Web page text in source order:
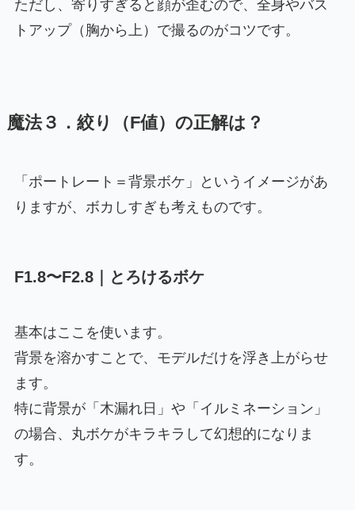
ただし、寄りすぎると顔が歪むので、全身やバス
トアップ（胸から上）で撮るのがコツです。
魔法３．絞り（F値）の正解は？
「ポートレート＝背景ボケ」というイメージがあ
りますが、ボカしすぎも考えものです。
F1.8〜F2.8｜とろけるボケ
基本はここを使います。
背景を溶かすことで、モデルだけを浮き上がらせ
ます。
特に背景が「木漏れ日」や「イルミネーション」
の場合、丸ボケがキラキラして幻想的になりま
す。